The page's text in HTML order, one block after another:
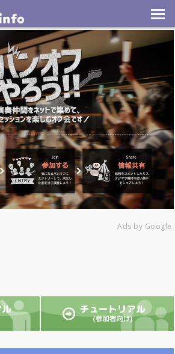
Ads by Google